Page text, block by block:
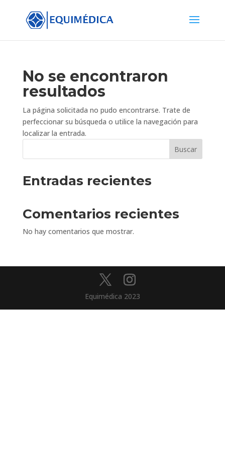
No se encontraron
resultados
La página solicitada no pudo encontrarse. Trate de
perfeccionar su búsqueda o utilice la navegación para
localizar la entrada.
Buscar
Entradas recientes
Comentarios recientes
No hay comentarios que mostrar.
Equimédica 2023